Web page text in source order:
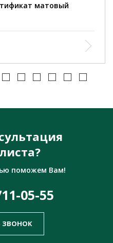
матовый
поможем Вам!
05-55
ЗВОНОК